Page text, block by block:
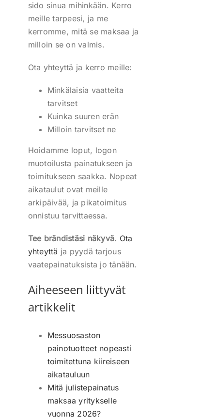
sido sinua mihinkään. Kerro
meille tarpeesi, ja me
kerromme, mitä se maksaa ja
milloin se on valmis.
Ota yhteyttä ja kerro meille:
Minkälaisia vaatteita
tarvitset
Kuinka suuren erän
Milloin tarvitset ne
Hoidamme loput, logon
muotoilusta painatukseen ja
toimitukseen saakka. Nopeat
aikataulut ovat meille
arkipäivää, ja pikatoimitus
onnistuu tarvittaessa.
Tee brändistäsi näkyvä. Ota
yhteyttä ja pyydä tarjous
vaatepainatuksista jo tänään.
Aiheeseen liittyvät
artikkelit
Messuosaston
painotuotteet nopeasti
toimitettuna kiireiseen
aikatauluun
Mitä julistepainatus
maksaa yritykselle
vuonna 2026?